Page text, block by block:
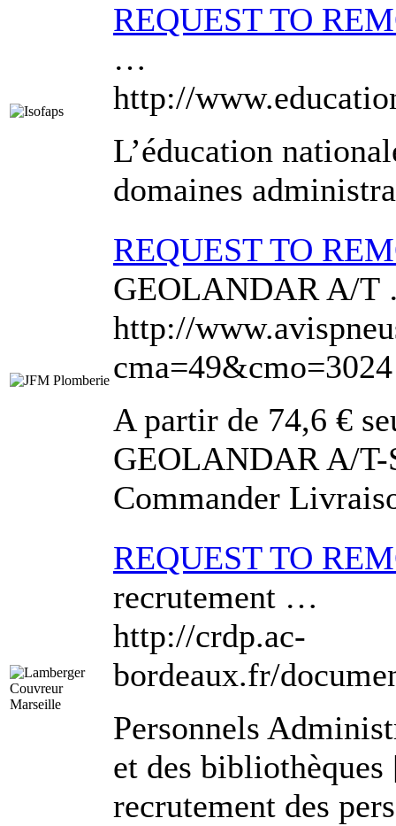
REQUEST TO
…
http://
L’éducation
domaines
REQUEST TO
GEOLANDAR A/
http://
cma=49&cmo=3024
A partir de 74,6 €
GEOLANDAR A/T-
Commander
REQUEST TO
recrutement …
http://crdp.ac-
bordeaux.fr/
Personnels
et des
recrutement des